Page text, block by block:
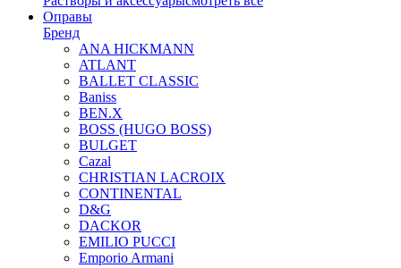
Оправы
Бренд
ANA HICKMANN
ATLANT
BALLET CLASSIC
Baniss
BEN.X
BOSS (HUGO BOSS)
BULGET
Cazal
CHRISTIAN LACROIX
CONTINENTAL
D&G
DACKOR
EMILIO PUCCI
Emporio Armani